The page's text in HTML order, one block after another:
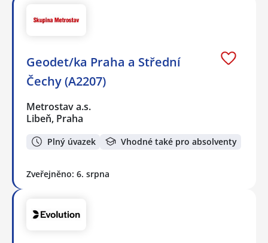
Geodet/ka Praha a Střední
Čechy (A2207)
Metrostav a.s.
Libeň, Praha
Plný úvazek Vhodné také pro absolventy
Zveřejněno: 6. srpna